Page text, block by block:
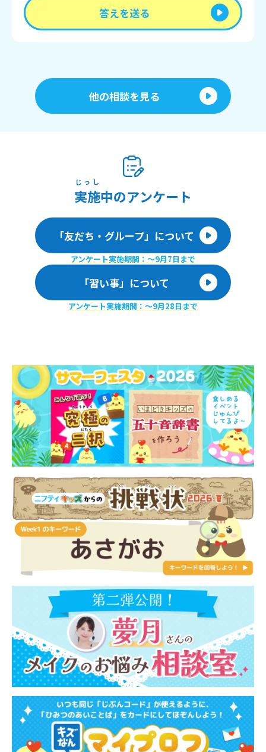
答えを送る
他の相談を見る
実施
じっし
中のアンケート
「友だち・グループ」について
アンケート実施期間：〜9月7日まで
「習い事」について
アンケート実施期間：〜9月28日まで